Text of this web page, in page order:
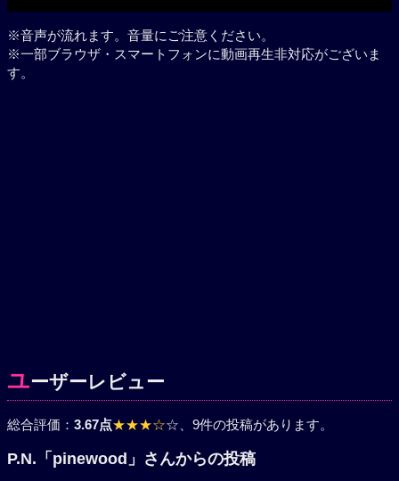
※音声が流れます。音量にご注意ください。
※一部ブラウザ・スマートフォンに動画再生非対応がございま
す。
ユーザーレビュー
総合評価： 3.67点★★★☆☆、9件の投稿があります。